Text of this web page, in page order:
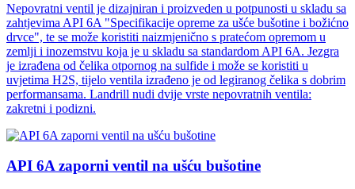
Nepovratni ventil je dizajniran i proizveden u potpunosti u skladu sa
zahtjevima API 6A "Specifikacije opreme za ušće bušotine i božićno
drvce", te se može koristiti naizmjenično s pratećom opremom u
zemlji i inozemstvu koja je u skladu sa standardom API 6A. Jezgra
je izrađena od čelika otpornog na sulfide i može se koristiti u
uvjetima H2S, tijelo ventila izrađeno je od legiranog čelika s dobrim
performansama. Landrill nudi dvije vrste nepovratnih ventila:
zakretni i podizni.
API 6A zaporni ventil na ušću bušotine